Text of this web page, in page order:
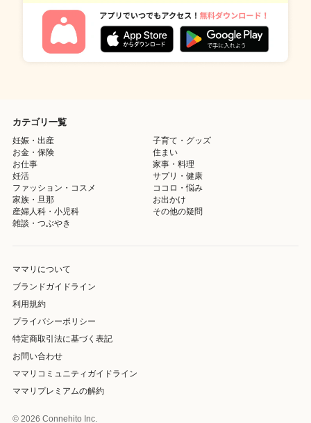
カテゴリ一覧
妊娠・出産
子育て・グッズ
お金・保険
住まい
お仕事
家事・料理
妊活
サプリ・健康
ファッション・コスメ
ココロ・悩み
家族・旦那
お出かけ
産婦人科・小児科
その他の疑問
雑談・つぶやき
ママリについて
ブランドガイドライン
利用規約
プライバシーポリシー
特定商取引法に基づく表記
お問い合わせ
ママリコミュニティガイドライン
ママリプレミアムの解約
© 2026 Connehito Inc.